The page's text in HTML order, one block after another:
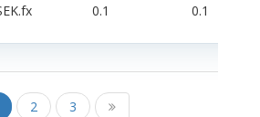
0.1 0.1
2 3